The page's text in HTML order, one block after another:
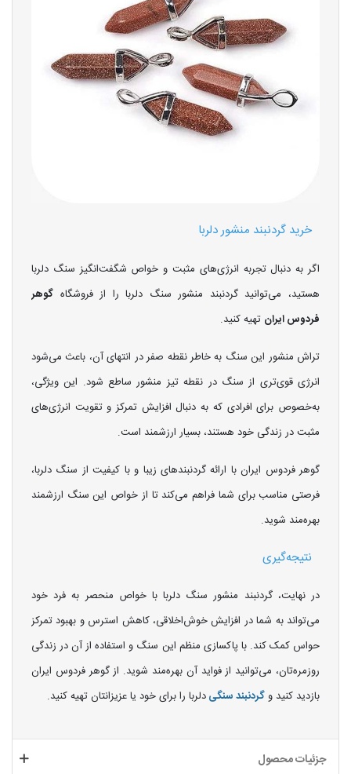
خرید گردنبند منشور دلربا
اگر به دنبال تجربه انرژی‌های مثبت و خواص شگفت‌انگیز سنگ دلربا
هستید، می‌توانید گردنبند منشور سنگ دلربا را از فروشگاه گوهر
فردوس ایران تهیه کنید.
تراش منشور این سنگ به خاطر نقطه صفر در انتهای آن، باعث می‌شود
انرژی قوی‌تری از سنگ در نقطه تیز منشور ساطع شود. این ویژگی،
به‌خصوص برای افرادی که به دنبال افزایش تمرکز و تقویت انرژی‌های
مثبت در زندگی خود هستند، بسیار ارزشمند است.
گوهر فردوس ایران با ارائه گردنبندهای زیبا و با کیفیت از سنگ دلربا،
فرصتی مناسب برای شما فراهم می‌کند تا از خواص این سنگ ارزشمند
بهره‌مند شوید.
نتیجه‌گیری
در نهایت، گردنبند منشور سنگ دلربا با خواص منحصر به فرد خود
می‌تواند به شما در افزایش خوش‌اخلاقی، کاهش استرس و بهبود تمرکز
حواس کمک کند. با پاکسازی منظم این سنگ و استفاده از آن در زندگی
روزمره‌تان، می‌توانید از فواید آن بهره‌مند شوید. از گوهر فردوس ایران
بازدید کنید وگردنبند سنگیدلربا را برای خود یا عزیزانتان تهیه کنید.
جزئیات محصول